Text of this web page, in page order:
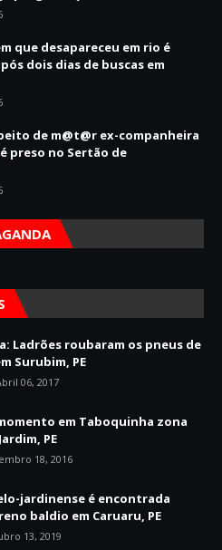
que desapareceu em rio é
dois dias de buscas em
de m@t@r ex-companheira
preso no Sertão de
Ladrões roubaram os pneus de
Surubim, PE
06, 2017
em Taboquinha zona
PE
18, 2016
jardinense é encontrada
baldio em Caruaru, PE
13, 2019